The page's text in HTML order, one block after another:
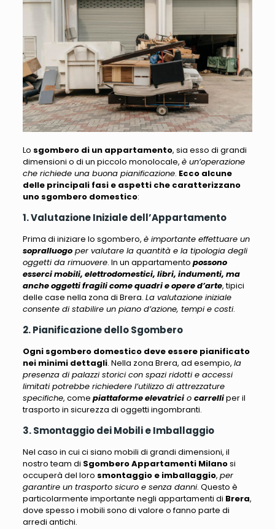
Lo sgombero di un appartamento, sia esso di grandi
dimensioni o di un piccolo monolocale, è un’operazione
che richiede una buona pianificazione. Ecco alcune
delle principali fasi e aspetti che caratterizzano
uno sgombero domestico:
1. Valutazione Iniziale dell’Appartamento
Prima di iniziare lo sgombero, è importante effettuare un
sopralluogoper valutare la quantità e la tipologia degli
oggetti da rimuovere. In un appartamento possono
esserci mobili, elettrodomestici, libri, indumenti, ma
anche oggetti fragili come quadri e opere d’arte, tipici
delle case nella zona di Brera. La valutazione iniziale
consente di stabilire un piano d’azione, tempi e costi.
2. Pianificazione dello Sgombero
Ogni sgombero domestico deve essere pianificato
nei minimi dettagli. Nella zona Brera, ad esempio, la
presenza di palazzi storici con spazi ridotti e accessi
limitati potrebbe richiedere l’utilizzo di attrezzature
specifiche, come piattaforme elevatricio carrelliper il
trasporto in sicurezza di oggetti ingombranti.
3. Smontaggio dei Mobili e Imballaggio
Nel caso in cui ci siano mobili di grandi dimensioni, il
nostro team di Sgombero Appartamenti Milanosi
occuperà del loro smontaggio e imballaggio, per
garantire un trasporto sicuro e senza danni. Questo è
particolarmente importante negli appartamenti di Brera,
dove spesso i mobili sono di valore o fanno parte di
arredi antichi.